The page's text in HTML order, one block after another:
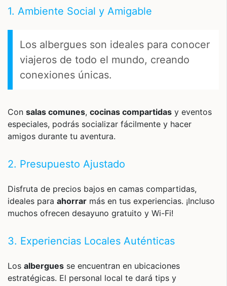
1. Ambiente Social y Amigable
Los albergues son ideales para conocer
viajeros de todo el mundo, creando
conexiones únicas.
Con salas comunes, cocinas compartidas y eventos
especiales, podrás socializar fácilmente y hacer
amigos durante tu aventura.
2. Presupuesto Ajustado
Disfruta de precios bajos en camas compartidas,
ideales para ahorrar más en tus experiencias. ¡Incluso
muchos ofrecen desayuno gratuito y Wi-Fi!
3. Experiencias Locales Auténticas
Los albergues se encuentran en ubicaciones
estratégicas. El personal local te dará tips y